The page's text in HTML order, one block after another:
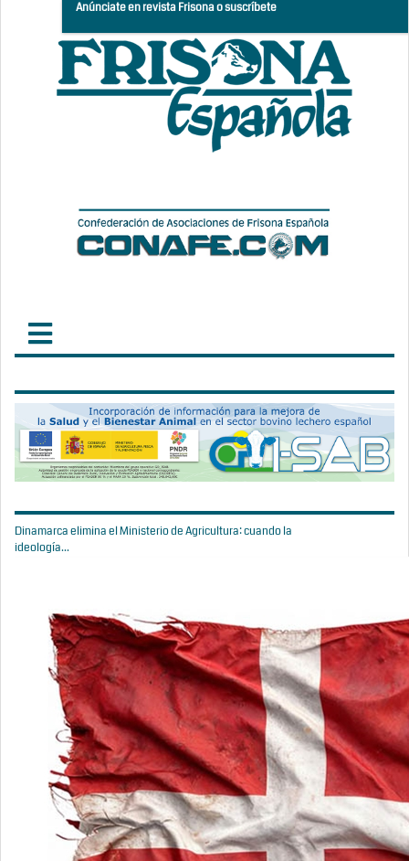
Anúnciate en revista Frisona o suscríbete
Dinamarca elimina el Ministerio de Agricultura: cuando la
ideología...